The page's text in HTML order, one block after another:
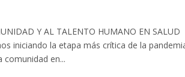
Y AL TALENTO HUMANO EN
iniciando la etapa más crítica de la
en...